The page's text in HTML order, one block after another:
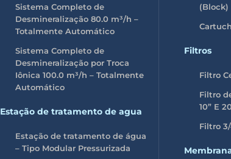
Sistema Completo de
Desmineralização 80.0 m³/h –
Totalmente Automático
Sistema Completo de
Desmineralização por Troca
Iônica 100.0 m³/h – Totalmente
Automático
Estação de tratamento de agua
Estação de tratamento de água
– Tipo Modular Pressurizada
(Block)
Filtros
Filtro
Filtro
10” E
Filtro